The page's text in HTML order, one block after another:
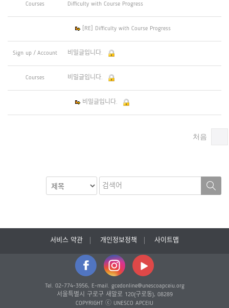
Courses Difficulty with Course Progress
[RE] Difficulty with Course Progress
Sign up / Account 비밀글입니다.
Courses 비밀글입니다.
비밀글입니다.
처음
서비스 약관 개인정보정책 사이트맵
Tel. 02-774-3956, E-mail. gcedonline@unescoapceiu.org
서울특별시 구로구 새말로 120(구로동), 08289
COPYRIGHT ⓒ UNESCO APCEIU